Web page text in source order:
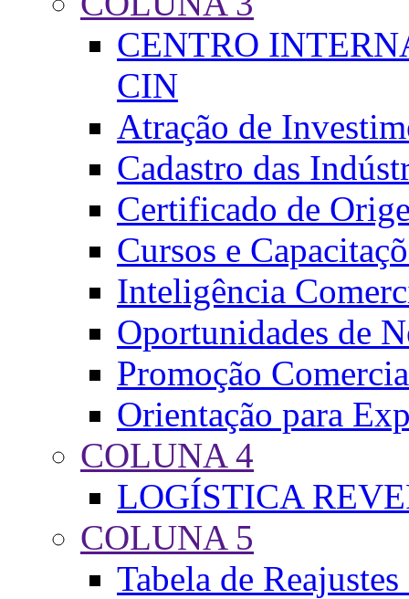
CENTRO
CIN
Atração de
Cadastro das
Certificado de
Cursos e
Inteligência
Oportunidades de
Promoção
Orientação para
COLUNA 4
LOGÍSTICA
COLUNA 5
Tabela de